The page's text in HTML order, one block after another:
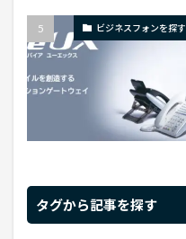
ビジネスフォンを探す
タグから記事を探す